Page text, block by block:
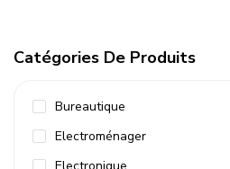
Catégories De Produits
Bureautique
Electroménager